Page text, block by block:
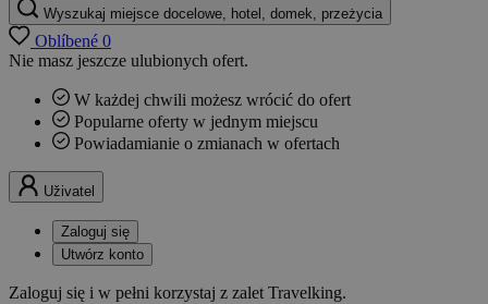
Wyszukaj miejsce docelowe, hotel, domek, przeżycia
Oblíbené 0
Nie masz jeszcze ulubionych ofert.
W każdej chwili możesz wrócić do ofert
Popularne oferty w jednym miejscu
Powiadamianie o zmianach w ofertach
Uživatel
Zaloguj się
Utwórz konto
Zaloguj się i w pełni korzystaj z zalet Travelking.